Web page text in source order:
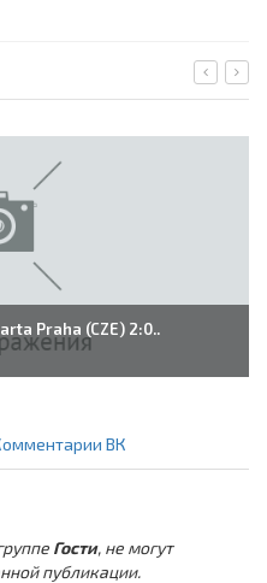
Praha (CZE) 2:0..
ВК
Гости, не могут
публикации.